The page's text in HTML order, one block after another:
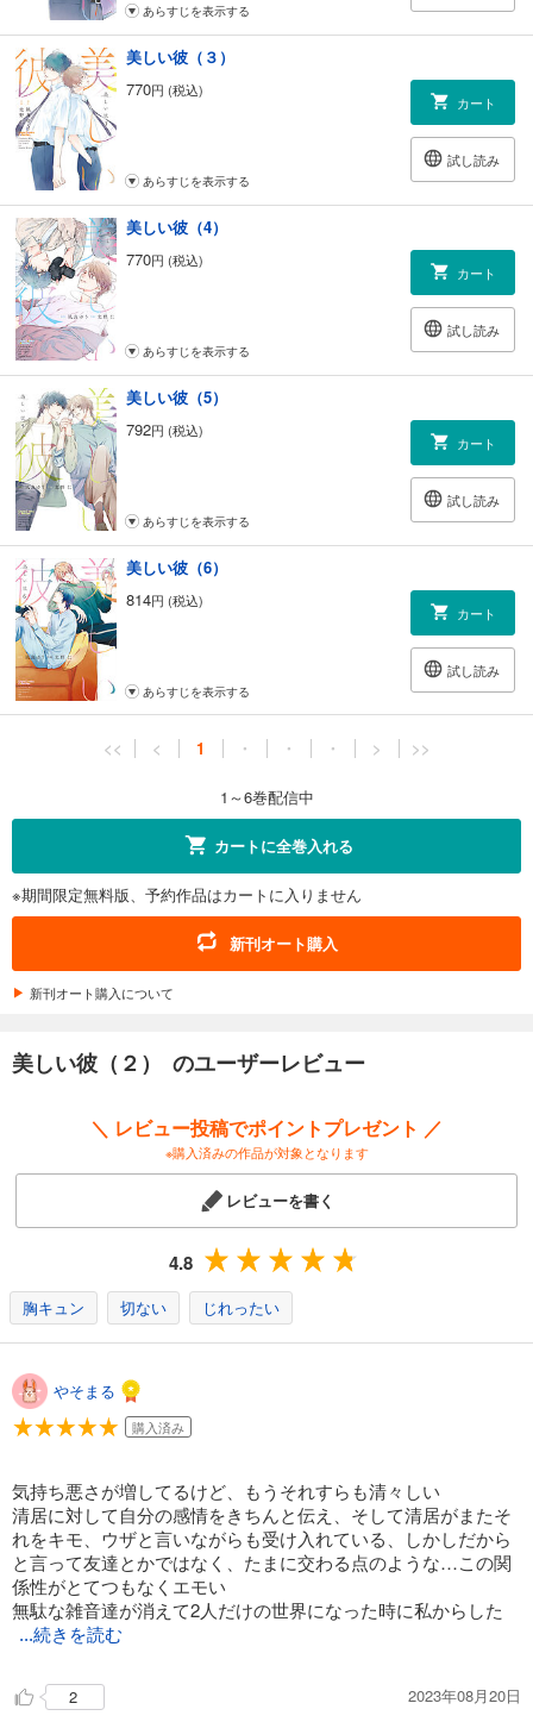
あらすじを表示する
美しい彼（３）
770円 (税込)
カート
試し読み
あらすじを表示する
美しい彼（4）
770円 (税込)
カート
試し読み
あらすじを表示する
美しい彼（5）
792円 (税込)
カート
試し読み
あらすじを表示する
美しい彼（6）
814円 (税込)
カート
試し読み
あらすじを表示する
<< < 1 ・ ・ ・ > >>
1～6巻配信中
カートに全巻入れる
※期間限定無料版、予約作品はカートに入りません
新刊オート購入
新刊オート購入について
美しい彼（２） のユーザーレビュー
＼ レビュー投稿でポイントプレゼント ／
※購入済みの作品が対象となります
レビューを書く
4.8
胸キュン 切ない じれったい
やそまる
購入済み
気持ち悪さが増してるけど、もうそれすらも清々しい
清居に対して自分の感情をきちんと伝え、そして清居がまたそ
れをキモ、ウザと言いながらも受け入れている、しかしだから
と言って友達とかではなく、たまに交わる点のような…この関
係性がとてつもなくエモい
無駄な雑音達が消えて2人だけの世界になった時に私からした
...続きを読む
2 2023年08月20日